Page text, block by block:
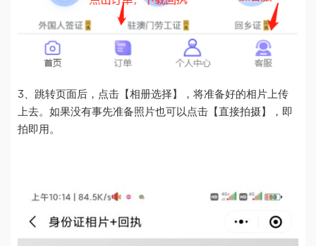
3、跳转页面后，点击【相册选择】，将准备好的相片上传
上去。如果没有事先准备照片也可以点击【直接拍摄】，即
拍即用。